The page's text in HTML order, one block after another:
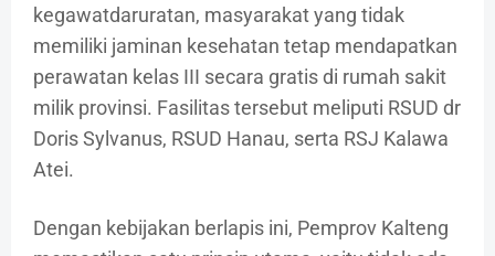
kegawatdaruratan, masyarakat yang tidak
memiliki jaminan kesehatan tetap mendapatkan
perawatan kelas III secara gratis di rumah sakit
milik provinsi. Fasilitas tersebut meliputi RSUD dr
Doris Sylvanus, RSUD Hanau, serta RSJ Kalawa
Atei.
Dengan kebijakan berlapis ini, Pemprov Kalteng